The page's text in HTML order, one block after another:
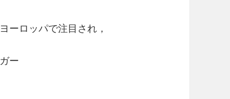
ーロッパで注目され，
ー